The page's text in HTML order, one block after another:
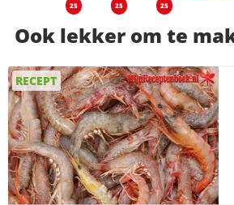
25 25 25
Ook lekker om te
RECEPT